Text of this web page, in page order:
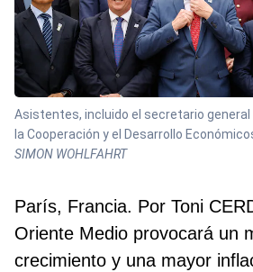
Asistentes, incluido el secretario general
la Cooperación y el Desarrollo
SIMON WOHLFAHRT
París, Francia. Por Toni
Oriente Medio provocará un
crecimiento y una mayor